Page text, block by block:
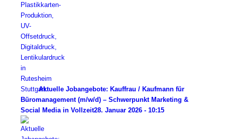
Aktuelle Jobangebote: Kauffrau / Kaufmann für
Büromanagement (m/w/d) – Schwerpunkt Marketing &
Social Media in Vollzeit28. Januar 2026 - 10:15